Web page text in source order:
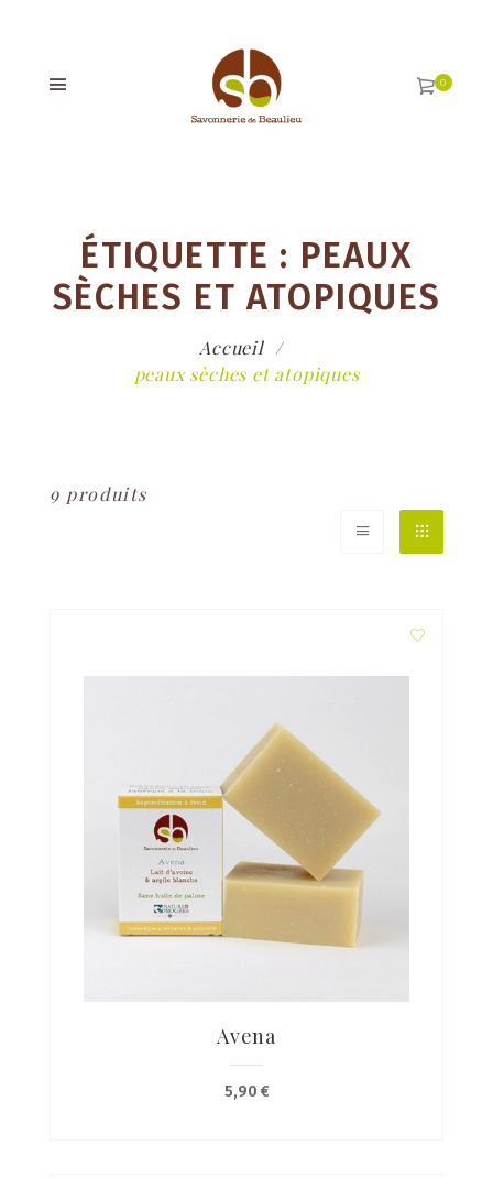
ÉTIQUETTE : PEAUX
SÈCHES ET ATOPIQUES
Accueil
peaux sèches et atopiques
9 produits
Avena
5,90 €